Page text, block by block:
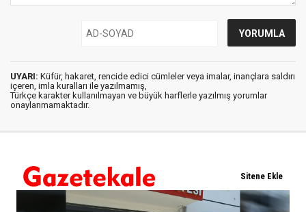
UYARI: Küfür, hakaret, rencide edici cümleler veya imalar, inançlara saldırı
içeren, imla kuralları ile yazılmamış,
Türkçe karakter kullanılmayan ve büyük harflerle yazılmış yorumlar
onaylanmamaktadır.